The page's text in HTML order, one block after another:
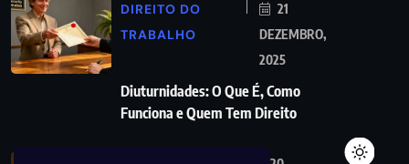
DIREITO DO
TRABALHO
21
DEZEMBRO,
2025
Diuturnidades: O Que É, Como
Funciona e Quem Tem Direito